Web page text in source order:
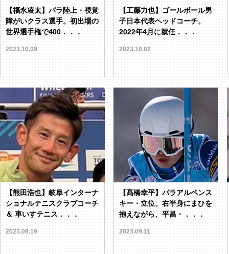
【福永凌太】パラ陸上・視覚
障がいクラス選手。初出場の
世界選手権で400．．．
2023.10.09
【工藤力也】ゴールボール男
子日本代表ヘッドコーチ。
2022年4月に就任．．．
2023.10.02
【熊田浩也】岐阜インターナ
ショナルテニスクラブコーチ
＆ 車いすテニス．．．
2023.09.19
【髙橋幸平】パラアルペンス
キー・立位。右半身にまひを
抱えながら、平昌・．．．
2023.09.11